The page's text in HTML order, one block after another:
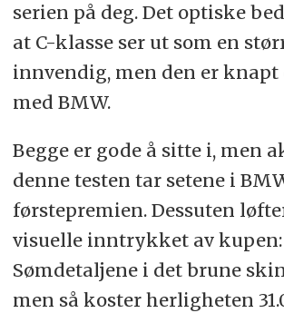
serien på deg. Det optiske
at C-klasse ser ut som en
innvendig, men den er knapt
med BMW.
Begge er gode å sitte i, men
denne testen tar setene i
førstepremien. Dessuten
visuelle inntrykket av kupen:
Sømdetaljene i det brune
men så koster herligheten